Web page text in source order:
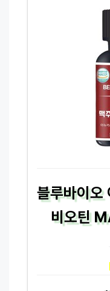
블루바이오
비오틴